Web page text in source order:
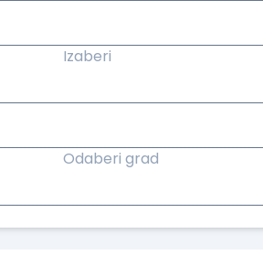
Izaberi
Odaberi grad